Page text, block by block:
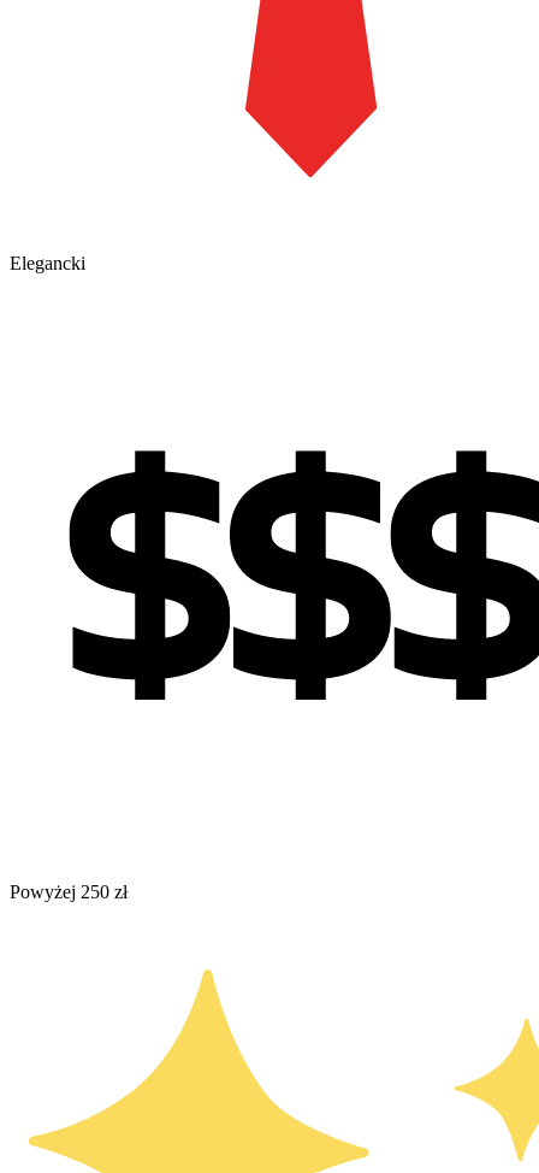
Elegancki
Powyżej 250 zł